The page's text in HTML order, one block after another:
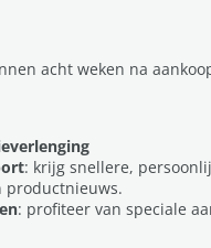
acht weken na
: krijg snellere,
productnieuws.
: profiteer van speciale